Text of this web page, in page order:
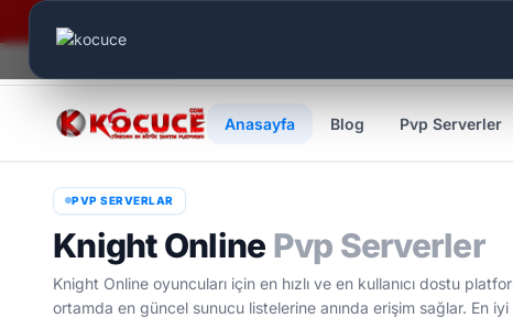
Anasayfa Blog Pvp Serverler
PVP SERVERLAR
Knight Online Pvp Serverler
Knight Online oyuncuları için en hızlı ve en kullanıcı dostu
ortamda en güncel sunucu listelerine anında erişim sağlar. En